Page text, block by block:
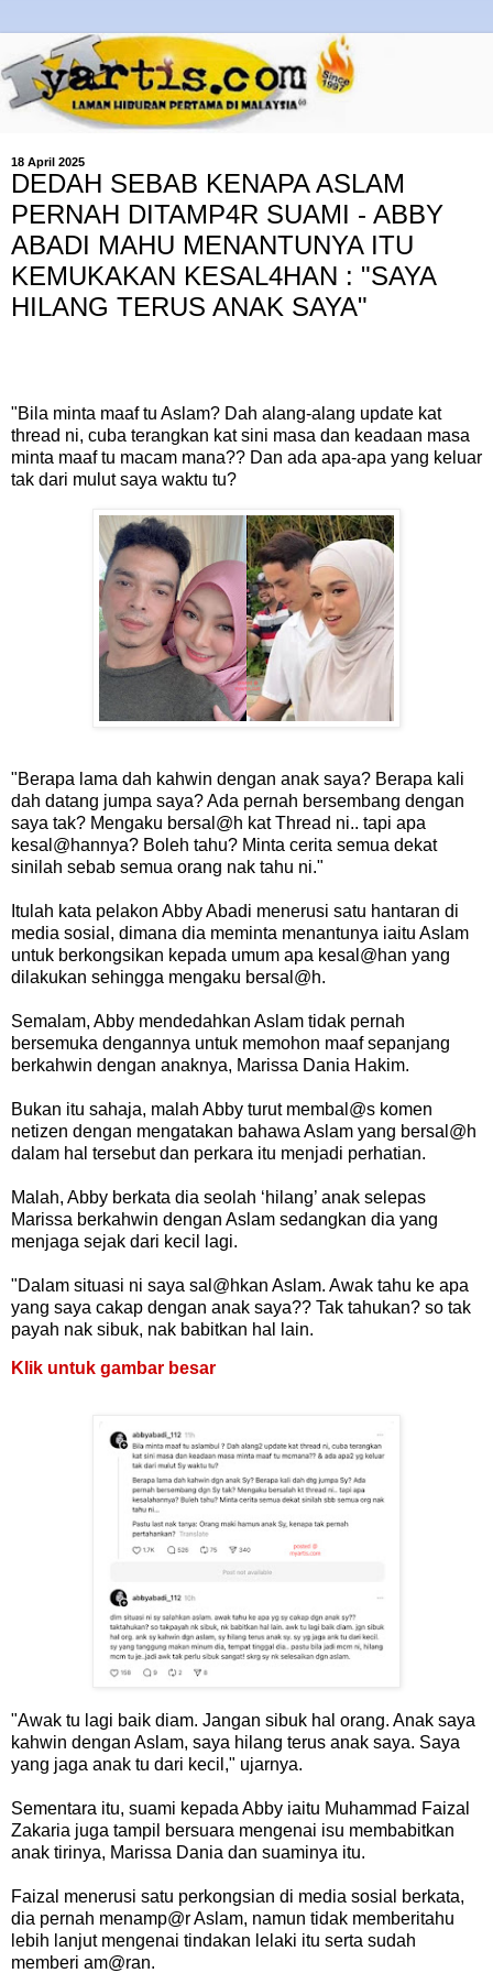
18 April 2025
DEDAH SEBAB KENAPA ASLAM
PERNAH DITAMP4R SUAMI - ABBY
ABADI MAHU MENANTUNYA ITU
KEMUKAKAN KESAL4HAN : "SAYA
HILANG TERUS ANAK SAYA"
"Bila minta maaf tu Aslam? Dah alang-alang update kat
thread ni, cuba terangkan kat sini masa dan keadaan masa
minta maaf tu macam mana?? Dan ada apa-apa yang keluar
tak dari mulut saya waktu tu?
"Berapa lama dah kahwin dengan anak saya? Berapa kali
dah datang jumpa saya? Ada pernah bersembang dengan
saya tak? Mengaku bersal@h kat Thread ni.. tapi apa
kesal@hannya? Boleh tahu? Minta cerita semua dekat
sinilah sebab semua orang nak tahu ni."
Itulah kata pelakon Abby Abadi menerusi satu hantaran di
media sosial, dimana dia meminta menantunya iaitu Aslam
untuk berkongsikan kepada umum apa kesal@han yang
dilakukan sehingga mengaku bersal@h.
Semalam, Abby mendedahkan Aslam tidak pernah
bersemuka dengannya untuk memohon maaf sepanjang
berkahwin dengan anaknya, Marissa Dania Hakim.
Bukan itu sahaja, malah Abby turut membal@s komen
netizen dengan mengatakan bahawa Aslam yang bersal@h
dalam hal tersebut dan perkara itu menjadi perhatian.
Malah, Abby berkata dia seolah ‘hilang’ anak selepas
Marissa berkahwin dengan Aslam sedangkan dia yang
menjaga sejak dari kecil lagi.
"Dalam situasi ni saya sal@hkan Aslam. Awak tahu ke apa
yang saya cakap dengan anak saya?? Tak tahukan? so tak
payah nak sibuk, nak babitkan hal lain.
Klik untuk gambar besar
"Awak tu lagi baik diam. Jangan sibuk hal orang. Anak saya
kahwin dengan Aslam, saya hilang terus anak saya. Saya
yang jaga anak tu dari kecil," ujarnya.
Sementara itu, suami kepada Abby iaitu Muhammad Faizal
Zakaria juga tampil bersuara mengenai isu membabitkan
anak tirinya, Marissa Dania dan suaminya itu.
Faizal menerusi satu perkongsian di media sosial berkata,
dia pernah menamp@r Aslam, namun tidak memberitahu
lebih lanjut mengenai tindakan lelaki itu serta sudah
memberi am@ran.